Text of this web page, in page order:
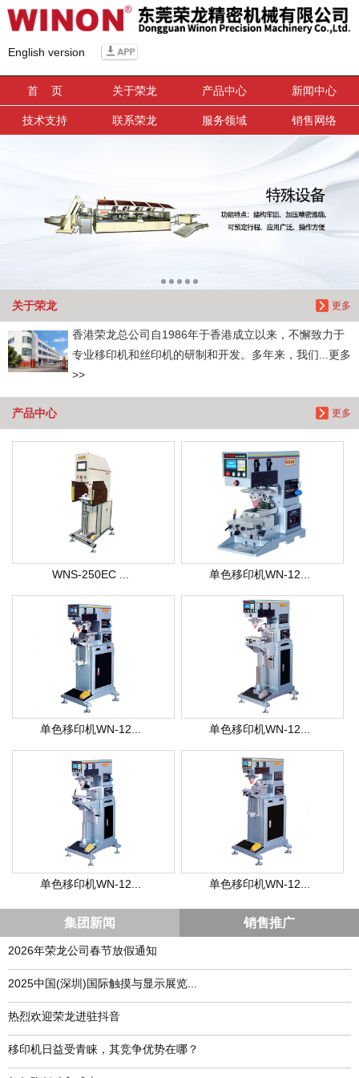
English version
首 页 关于荣龙 产品中心 新闻中心
技术支持 联系荣龙 服务领域 销售网络
更多
关于荣龙
香港荣龙总公司自1986年于香港成立以来，不懈致力于
专业移印机和丝印机的研制和开发。多年来，我们...更多
>>
更多
产品中心
WNS-250EC ... 单色移印机WN-12...
单色移印机WN-12... 单色移印机WN-12...
单色移印机WN-12... 单色移印机WN-12...
集团新闻 销售推广
2026年荣龙公司春节放假通知
​2025中国(深圳)国际触摸与显示展览...
热烈欢迎荣龙进驻抖音
移印机日益受青睐，其竞争优势在哪？
信息搜索
搜索